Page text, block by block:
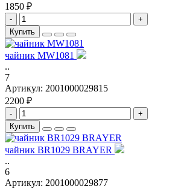
1850 ₽
-
+
Купить
чайник MW1081
..
7
Артикул: 2001000029815
2200 ₽
-
+
Купить
чайник BR1029 BRAYER
..
6
Артикул: 2001000029877